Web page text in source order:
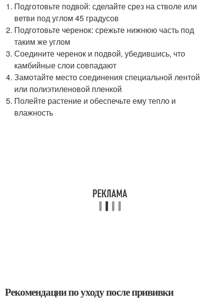
Подготовьте подвой: сделайте срез на стволе или
ветви под углом 45 градусов
Подготовьте черенок: срежьте нижнюю часть под
таким же углом
Соедините черенок и подвой, убедившись, что
камбийные слои совпадают
Замотайте место соединения специальной лентой
или полиэтиленовой пленкой
Полейте растение и обеспечьте ему тепло и
влажность
Рекомендации по уходу после прививки